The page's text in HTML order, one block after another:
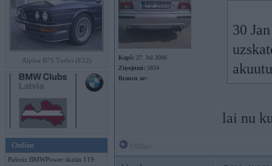
Alpina B7S Turbo (E12)
Online
Pašreiz BMWPower skatās 119
Kopš: 27. Jul 2006
Ziņojumi: 5824
Braucu ar:
30
lai nu